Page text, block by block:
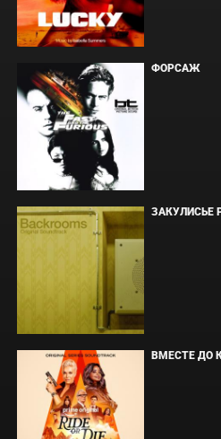
ФОРСАЖ
ЗАКУЛИСЬЕ
ВМЕСТЕ ДО